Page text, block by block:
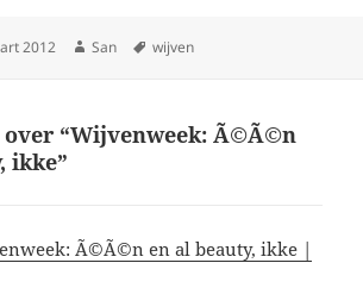
2012 Auteur
San Tags
wijven
over “Wijvenweek: Ã©Ã©n
ikke”
Ã©Ã©n en al beauty, ikke |